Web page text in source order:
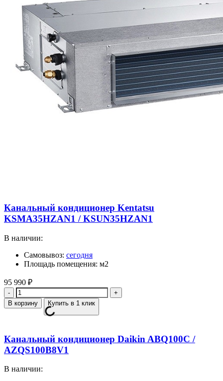
Канальный кондиционер Kentatsu
KSMA35HZAN1 / KSUN35HZAN1
В наличии:
Самовывоз: сегодня
Площадь помещения: м2
95 990 ₽
Количество
В корзину Купить в 1 клик
Канальный кондиционер Daikin ABQ100C /
AZQS100B8V1
В наличии: